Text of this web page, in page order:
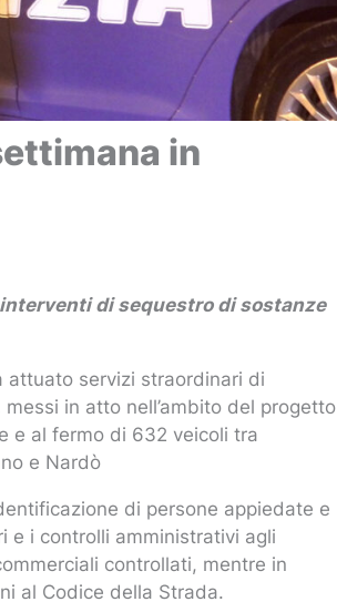
in
di sequestro di sostanze
attuato servizi straordinari di
in atto nell’ambito del progetto
e al fermo di 632 veicoli tra
e Nardò
di persone appiedate e
e i controlli amministrativi agli
controllati, mentre in
al Codice della Strada.